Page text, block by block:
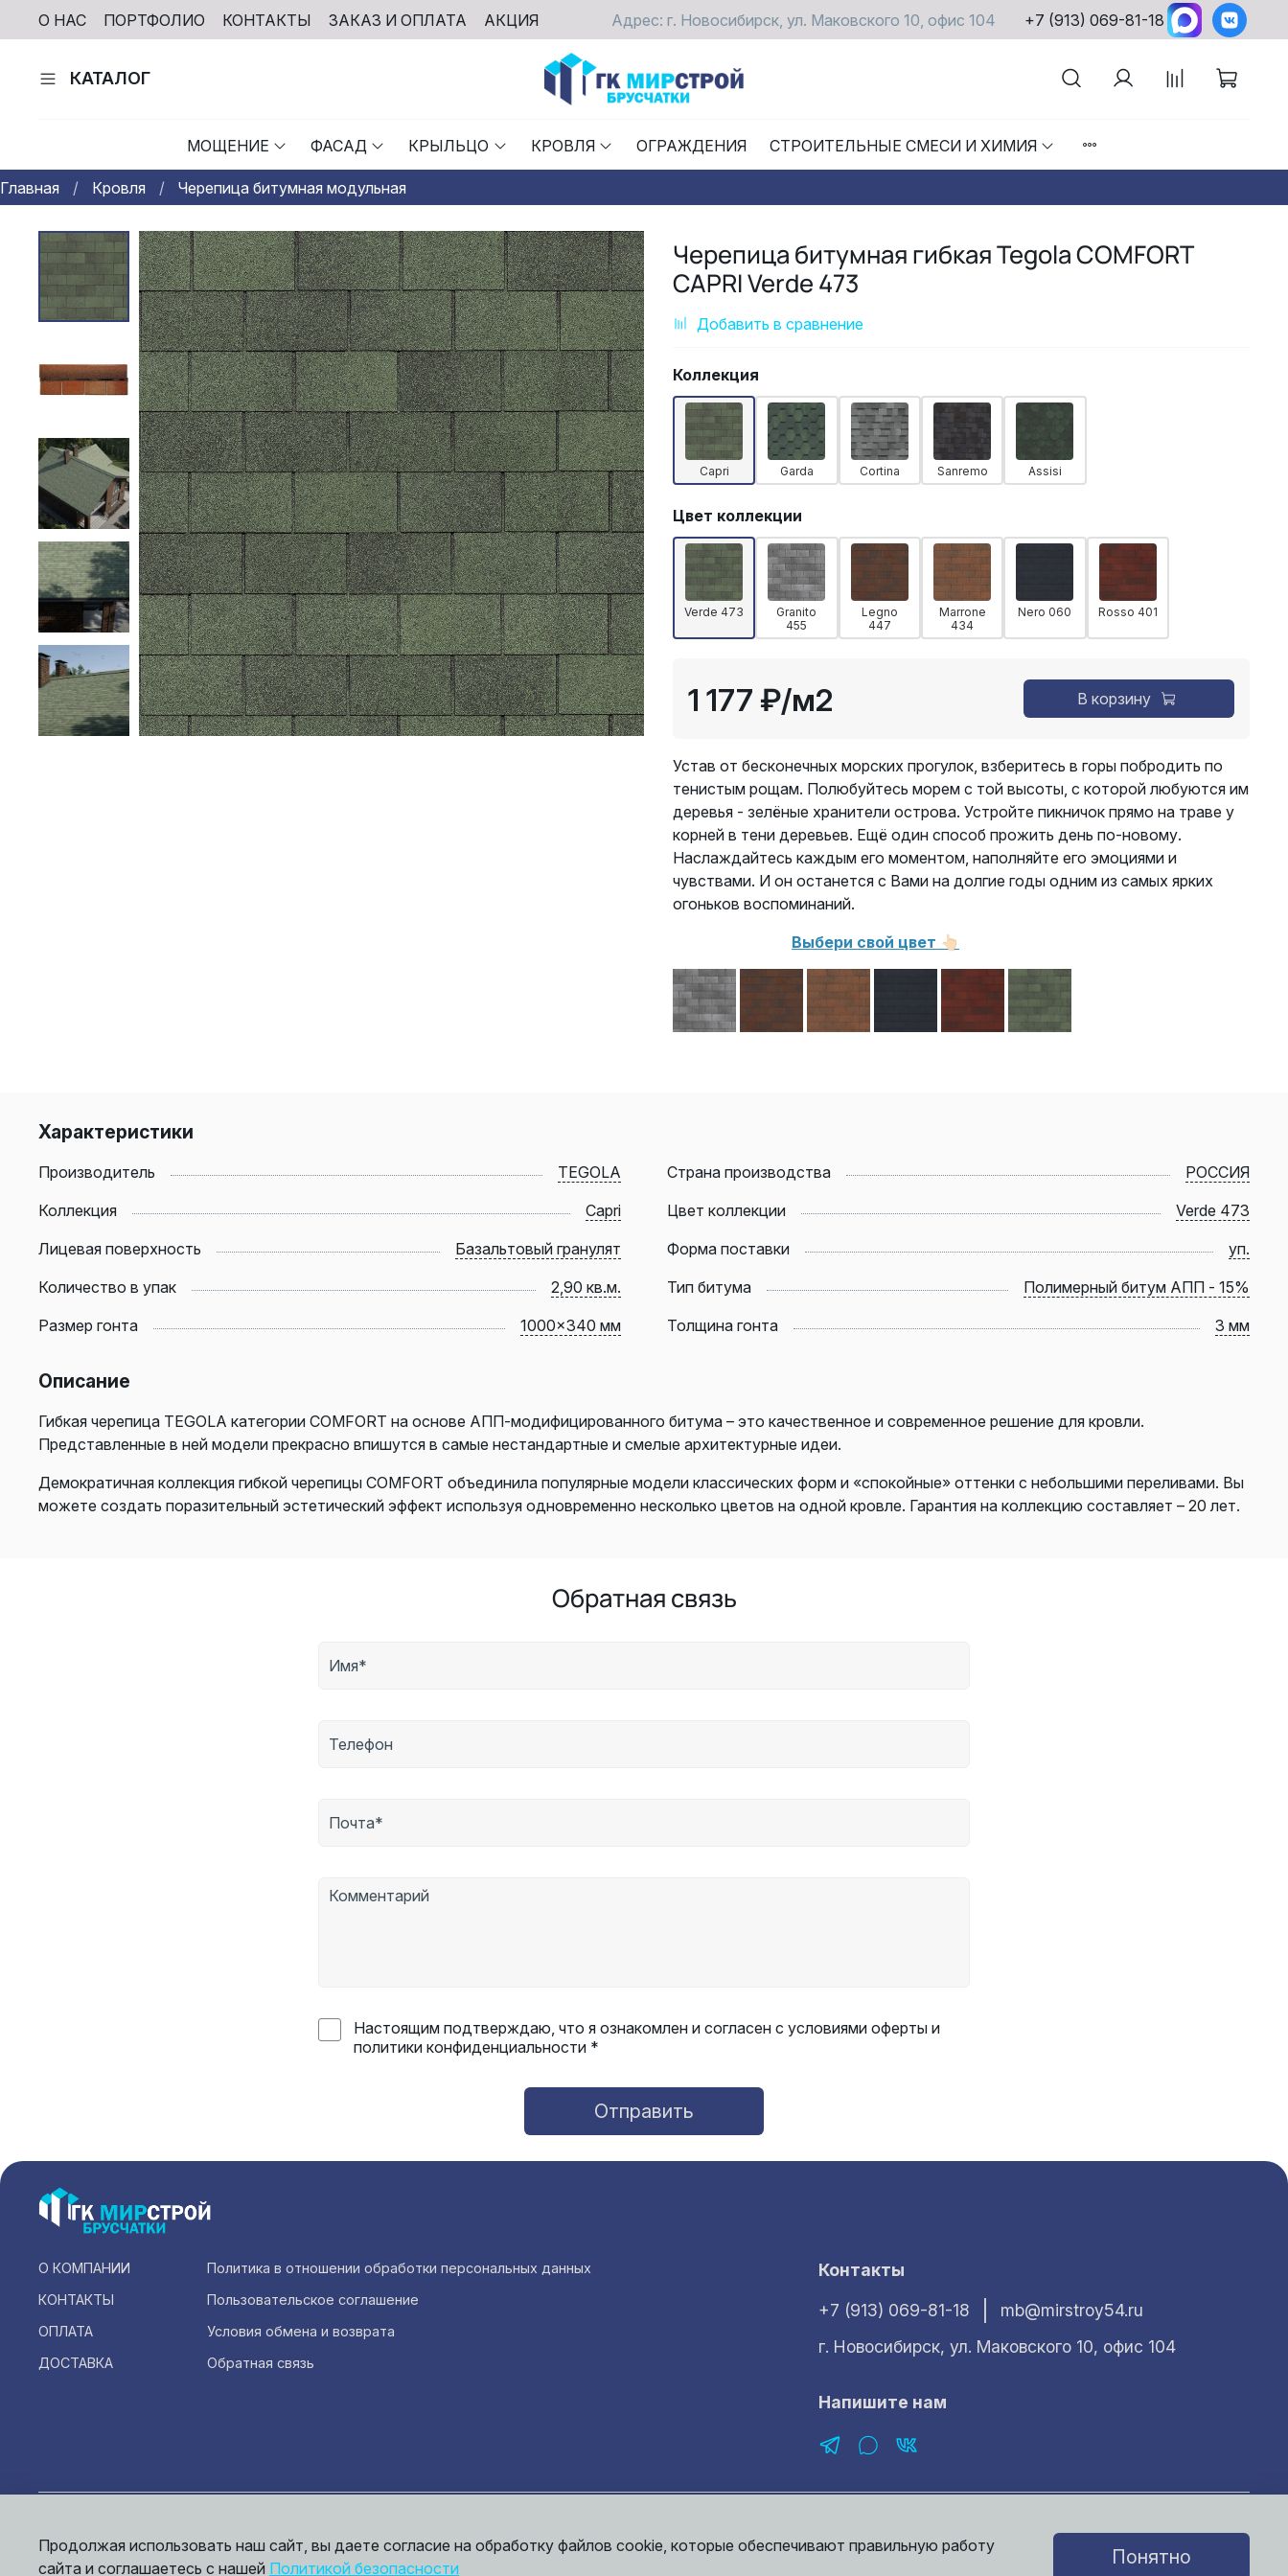
О НАС ПОРТФОЛИО КОНТАКТЫ ЗАКАЗ И ОПЛАТА АКЦИЯ Адрес: г. Новосибирск, ул. Маковского 10, офис 104 +7 (913) 069-81-18
КАТАЛОГ
МОЩЕНИЕ ФАСАД КРЫЛЬЦО КРОВЛЯ ОГРАЖДЕНИЯ СТРОИТЕЛЬНЫЕ СМЕСИ И ХИМИЯ
Главная Кровля Черепица битумная модульная
Черепица битумная гибкая Tegola COMFORT
CAPRI Verde 473
Добавить в сравнение
Коллекция
Capri Garda Cortina Sanremo Assisi
Цвет коллекции
Verde 473
Granito
455
Legno
447
Marrone
434
Nero 060 Rosso 401
1 177 ₽/м2 В корзину
Устав от бесконечных морских прогулок, взберитесь в горы побродить по
тенистым рощам. Полюбуйтесь морем с той высоты, с которой любуются им
деревья - зелёные хранители острова. Устройте пикничок прямо на траве у
корней в тени деревьев. Ещё один способ прожить день по-новому.
Наслаждайтесь каждым его моментом, наполняйте его эмоциями и
чувствами. И он останется с Вами на долгие годы одним из самых ярких
огоньков воспоминаний.
Выбери свой цвет 👆🏻
Характеристики
Производитель TEGOLA Страна производства
РОССИЯ
Коллекция
Capri Цвет коллекции
Verde 473
Лицевая поверхность
Базальтовый гранулят Форма поставки
уп.
Количество в упак
2,90 кв.м. Тип битума
Полимерный битум АПП - 15%
Размер гонта
1000x340 мм Толщина гонта 3 мм
Описание
Гибкая черепица TEGOLA категории COMFORT на основе АПП-модифицированного битума – это качественное и современное решение для кровли.
Представленные в ней модели прекрасно впишутся в самые нестандартные и смелые архитектурные идеи.
Демократичная коллекция гибкой черепицы COMFORT объединила популярные модели классических форм и «спокойные» оттенки с небольшими переливами. Вы
можете создать поразительный эстетический эффект используя одновременно несколько цветов на одной кровле. Гарантия на коллекцию составляет – 20 лет.
Обратная связь
Настоящим подтверждаю, что я ознакомлен и согласен с условиями оферты и
политики конфиденциальности *
Отправить
О КОМПАНИИ
КОНТАКТЫ
ОПЛАТА
ДОСТАВКА
Политика в отношении обработки персональных данных
Пользовательское соглашение
Условия обмена и возврата
Обратная связь
Контакты
+7 (913) 069-81-18
mb@mirstroy54.ru
г. Новосибирск, ул. Маковского 10, офис 104
Напишите нам
© 2026,Мирбрусчатки
офертой. Точные сведения о ценах, условиях продажи и доставки вы можете получить у наших менеджеров.
Продолжая использовать наш сайт, вы даете согласие на обработку файлов cookie, которые обеспечивают правильную работу
сайта и соглашаетесь с нашей Политикой безопасности Понятно